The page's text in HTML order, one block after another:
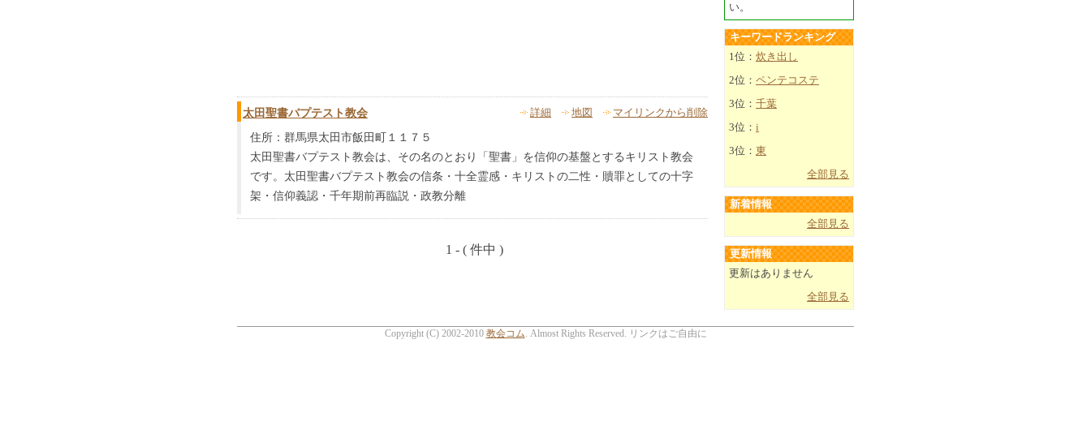
太田聖書バプテスト教会 詳細 地図 マイリンクから削除
住所：群馬県太田市飯田町１１７５
太田聖書バプテスト教会は、その名のとおり「聖書」を信仰の基盤とするキリスト教会
です。太田聖書バプテスト教会の信条・十全霊感・キリストの二性・贖罪としての十字
架・信仰義認・千年期前再臨説・政教分離
1 - ( 件中 )
い。
キーワードランキング
1位： 炊き出し
2位： ペンテコステ
3位： 千葉
3位： i
3位： 東
全部見る
新着情報
全部見る
更新情報
更新はありません
全部見る
Copyright (C) 2002-2010 教会コム . Almost Rights Reserved. リンクはご自由に